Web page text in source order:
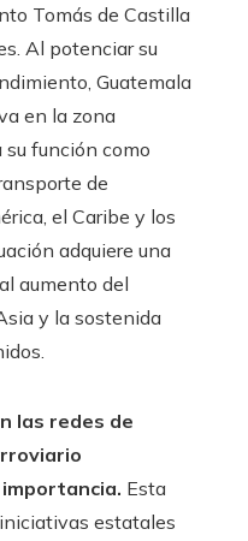
Tomás de Castilla
Al potenciar su
Guatemala
en la zona
función como
de
el Caribe y los
adquiere una
aumento del
y la sostenida
las redes de
Esta
estatales